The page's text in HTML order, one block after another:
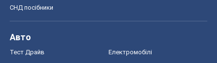
СНД посібники
Авто
Тест Драйв Електромобілі